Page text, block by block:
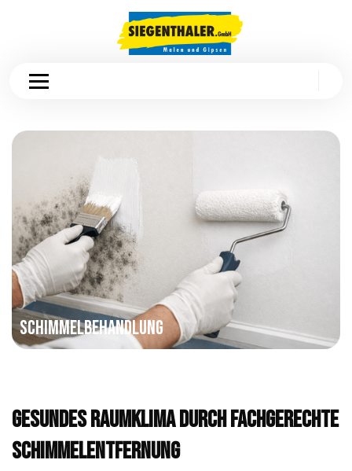
Schimmelbehandlung
Gesundes Raumklima durch fachgerechte
Schimmelentfernung